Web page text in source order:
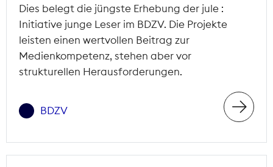
Dies belegt die jüngste Erhebung der jule :
Initiative junge Leser im BDZV. Die Projekte
leisten einen wertvollen Beitrag zur
Medienkompetenz, stehen aber vor
strukturellen Herausforderungen.
BDZV